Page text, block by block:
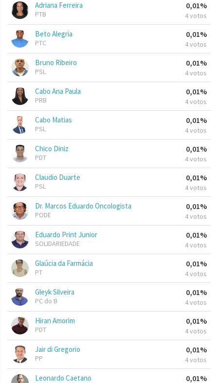
Adriana Ferreira
PTB
0,01%
4 votos
Beto Alegria
PTC
0,01%
4 votos
Bruno Ribeiro
PSL
0,01%
4 votos
Cabo Ana Paula
PRB
0,01%
4 votos
Cabo Matias
PSL
0,01%
4 votos
Chico Diniz
PDT
0,01%
4 votos
Claudio Duarte
PSL
0,01%
4 votos
Dr. Marcos Eduardo Oncologista
PODE
0,01%
4 votos
Eduardo Print Junior
SOLIDARIEDADE
0,01%
4 votos
Glaúcia da Farmácia
PT
0,01%
4 votos
Gleyk Silveira
PC do B
0,01%
4 votos
Hiran Amorim
PDT
0,01%
4 votos
Jair di Gregorio
PP
0,01%
4 votos
Leonardo Caetano 0,01%